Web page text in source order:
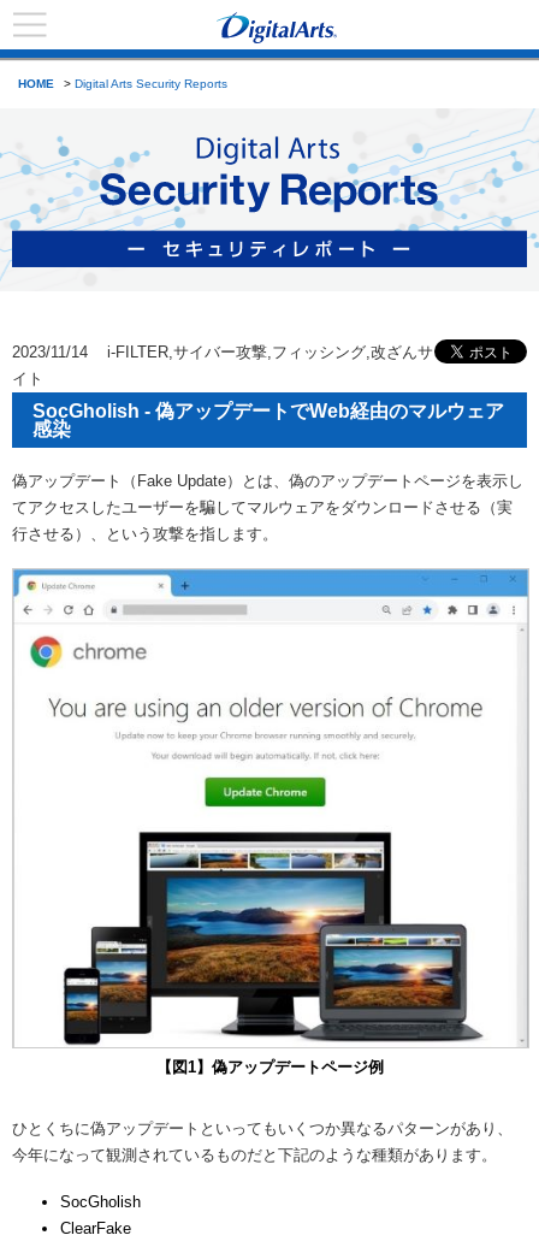
HOME > Digital Arts Security Reports
2023/11/14 i-FILTER,サイバー攻撃,フィッシング,改ざんサ
イト
SocGholish - 偽アップデートでWeb経由のマルウェア
感染
偽アップデート（Fake Update）とは、偽のアップデートページを表示し
てアクセスしたユーザーを騙してマルウェアをダウンロードさせる（実
行させる）、という攻撃を指します。
【図1】偽アップデートページ例
ひとくちに偽アップデートといってもいくつか異なるパターンがあり、
今年になって観測されているものだと下記のような種類があります。
SocGholish
ClearFake